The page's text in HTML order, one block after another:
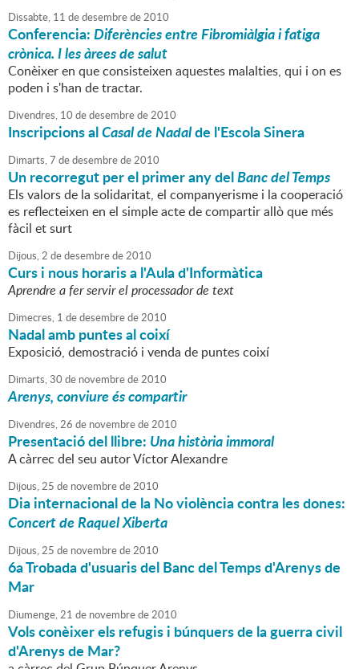
Dissabte, 11 dedesembrede2010
Conferencia:Diferències entre Fibromiàlgia i fatiga
crònica. I les àrees de salut
Conèixer en que consisteixen aquestes malalties, qui i on es
poden i s'han de tractar.
Divendres, 10 dedesembrede2010
Inscripcions alCasal de Nadalde l'Escola Sinera
Dimarts,7 dedesembrede2010
Un recorregut per el primer any delBanc del Temps
Els valors de la solidaritat, el companyerisme i la cooperació
es reflecteixen en el simple acte de compartir allò que més
fàcil et surt
Dijous,2 dedesembrede2010
Curs i nous horaris a l'Aula d'Informàtica
Aprendre a fer servir el processador de text
Dimecres, 1 dedesembrede2010
Nadal amb puntes al coixí
Exposició, demostració i venda de puntes coixí
Dimarts,30 de novembrede2010
Arenys, conviure és compartir
Divendres,26 de novembrede2010
Presentació del llibre: Una història immoral
A càrrec del seu autor Víctor Alexandre
Dijous,25 de novembrede2010
Dia internacional de la No violència contra les dones:
Concert de Raquel Xiberta
Dijous,25 de novembrede2010
6a Trobada d'usuaris del Banc del Temps d'Arenys de
Mar
Diumenge,21 de novembrede2010
Vols conèixer els refugis i búnquers de la guerra civil
d'Arenys de Mar?